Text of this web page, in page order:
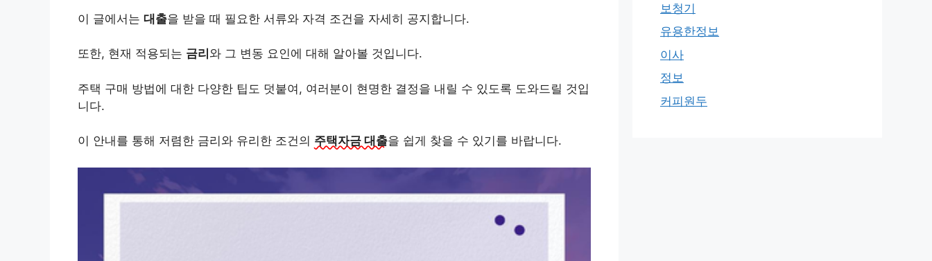
이 글에서는 대출을 받을 때 필요한 서류와 자격 조건을 자세히 공지합니다.
또한, 현재 적용되는 금리 와 그 변동 요인에 대해 알아볼 것입니다.
주택 구매 방법에 대한 다양한 팁도 덧붙여, 여러분이 현명한 결정을 내릴 수 있도록 도와드릴 것입
니다.
이 안내를 통해 저렴한 금리와 유리한 조건의 주택자금 대출을 쉽게 찾을 수 있기를 바랍니다.
보청기
유용한정보
이사
정보
커피원두